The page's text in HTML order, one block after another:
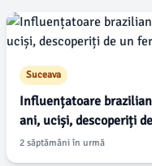
Suceava
Influențatoare
ani, uciși, descoperiți
rural
2 săptămâni în urmă